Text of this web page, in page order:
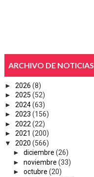
ARCHIVO DE NOTICIAS
► 2026 (8)
► 2025 (52)
► 2024(63)
► 2023 (156)
► 2022 (22)
► 2021 (200)
▼
2020 (566)
► diciembre (26)
► noviembre (33)
► octubre (20)